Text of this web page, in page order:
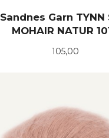
Sandnes Garn TYNN
MOHAIR NATUR
Pris
105,00